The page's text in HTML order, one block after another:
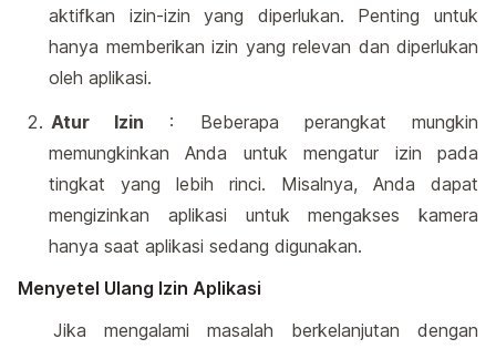
aktifkan izin-izin yang diperlukan. Penting untuk
hanya memberikan izin yang relevan dan diperlukan
oleh aplikasi.
Atur Izin : Beberapa perangkat mungkin
memungkinkan Anda untuk mengatur izin pada
tingkat yang lebih rinci. Misalnya, Anda dapat
mengizinkan aplikasi untuk mengakses kamera
hanya saat aplikasi sedang digunakan.
Menyetel Ulang Izin Aplikasi
Jika mengalami masalah berkelanjutan dengan